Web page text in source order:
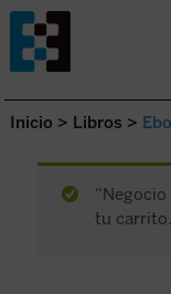
Saltar al contenido.
Inicio > Libros >
tu carrito.